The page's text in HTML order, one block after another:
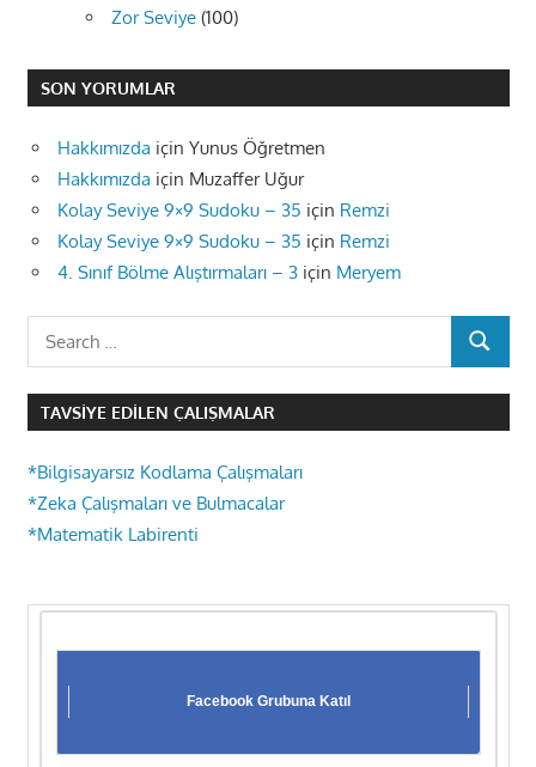
Zor Seviye (100)
SON YORUMLAR
Hakkımızda için Yunus Öğretmen
Hakkımızda için Muzaffer Uğur
Kolay Seviye 9×9 Sudoku – 35 için Remzi
Kolay Seviye 9×9 Sudoku – 35 için Remzi
4. Sınıf Bölme Alıştırmaları – 3 için Meryem
SEARCH
TAVSIYE EDILEN ÇALIŞMALAR
*Bilgisayarsız Kodlama Çalışmaları
*Zeka Çalışmaları ve Bulmacalar
*Matematik Labirenti
Facebook Grubuna Katıl